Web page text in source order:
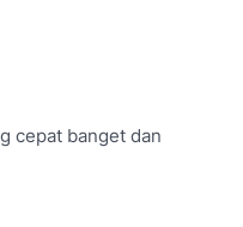
cepat banget dan